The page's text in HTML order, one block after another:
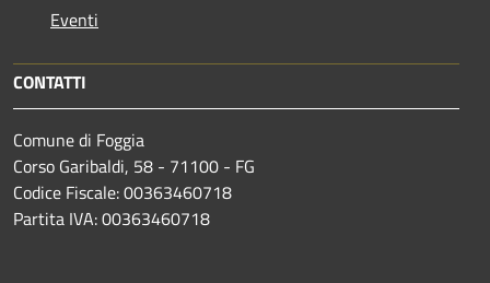
Eventi
CONTATTI
Comune di Foggia
Corso Garibaldi, 58 - 71100 - FG
Codice Fiscale: 00363460718
Partita IVA: 00363460718